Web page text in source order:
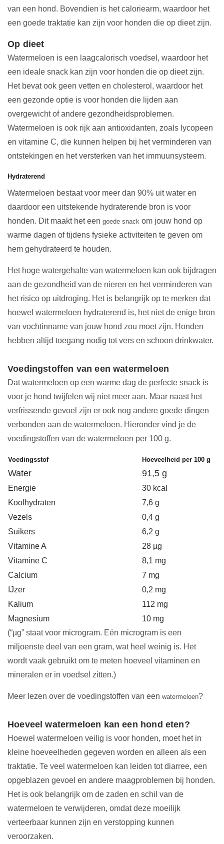
van een hond. Bovendien is het caloriearm, waardoor het
een goede traktatie kan zijn voor honden die op dieet zijn.
Op dieet
Watermeloen is een laagcalorisch voedsel, waardoor het
een ideale snack kan zijn voor honden die op dieet zijn.
Het bevat ook geen vetten en cholesterol, waardoor het
een gezonde optie is voor honden die lijden aan
overgewicht of andere gezondheidsproblemen.
Watermeloen is ook rijk aan antioxidanten, zoals lycopeen
en vitamine C, die kunnen helpen bij het verminderen van
ontstekingen en het versterken van het immuunsysteem.
Hydraterend
Watermeloen bestaat voor meer dan 90% uit water en
daardoor een uitstekende hydraterende bron is voor
honden. Dit maakt het een goede snack om jouw hond op
warme dagen of tijdens fysieke activiteiten te geven om
hem gehydrateerd te houden.
Het hoge watergehalte van watermeloen kan ook bijdragen
aan de gezondheid van de nieren en het verminderen van
het risico op uitdroging. Het is belangrijk op te merken dat
hoewel watermeloen hydraterend is, het niet de enige bron
van vochtinname van jouw hond zou moet zijn. Honden
hebben altijd toegang nodig tot vers en schoon drinkwater.
Voedingstoffen van een watermeloen
Dat watermeloen op een warme dag de perfecte snack is
voor je hond twijfelen wij niet meer aan. Maar naast het
verfrissende gevoel zijn er ook nog andere goede dingen
verbonden aan de watermeloen. Hieronder vind je de
voedingstoffen van de watermeloen per 100 g.
Voedingsstof Hoeveelheid per 100 g
Water 91,5 g
Energie
30 kcal
Koolhydraten
7,6 g
Vezels
0,4 g
Suikers
6,2 g
Vitamine A
28 µg
Vitamine C
8,1 mg
Calcium
7 mg
IJzer
0,2 mg
Kalium
112 mg
Magnesium
10 mg
(“µg” staat voor microgram. Eén microgram is een
miljoenste deel van een gram, wat heel weinig is. Het
wordt vaak gebruikt om te meten hoeveel vitaminen en
mineralen er in voedsel zitten.)
Meer lezen over de voedingstoffen van een watermeloen?
Hoeveel watermeloen kan een hond eten?
Hoewel watermeloen veilig is voor honden, moet het in
kleine hoeveelheden gegeven worden en alleen als een
traktatie. Te veel watermeloen kan leiden tot diarree, een
opgeblazen gevoel en andere maagproblemen bij honden.
Het is ook belangrijk om de zaden en schil van de
watermeloen te verwijderen, omdat deze moeilijk
verteerbaar kunnen zijn en verstopping kunnen
veroorzaken.